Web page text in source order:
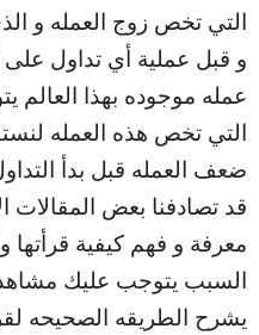
التي تخص زوج العمله و
و قبل عملية أي تداول
عمله موجوده بهذا العالم
التي تخص هذه العمله
ضعف العمله قبل بدأ
قد تصادفنا بعض المقالات
معرفة و فهم كيفية قرأتها و
السبب يتوجب عليك
يشرح الطريقه الصحيحه